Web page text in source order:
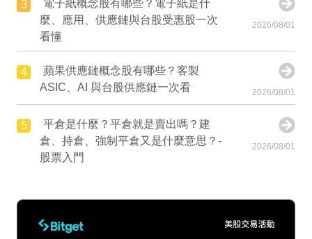
3
電子紙概念股有哪些？電子紙是什
麼、應用、供應鏈與台股受惠股一次
看懂
2026/08/01
4
蘋果供應鏈概念股有哪些？客製
ASIC、AI 與台股供應鏈一次看
2026/08/01
5
平倉是什麼？平倉就是賣出嗎？建
倉、持倉、強制平倉又是什麼意思？-
股票入門
2026/08/01